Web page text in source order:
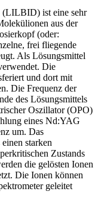
(LILBID) ist eine sehr
aus der
(oder:
frei fliegende
Als Lösungsmittel
Die
und dort mit
Die Frequenz der
des Lösungsmittels
Oszillator (OPO)
eines Nd:YAG
um. Das
starken
Zustands
die gelösten Ionen
Die Ionen können
geleitet